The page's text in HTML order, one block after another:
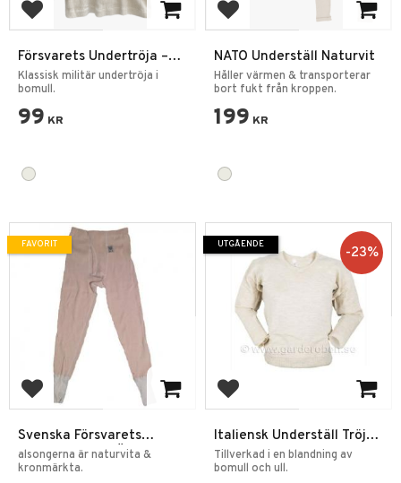
Lägg till i favoriter
Försvarets Undertröja –
Klassisk Militärmodell
Klassisk militär undertröja i
bomull.
99 KR
Lägg till i favoriter
NATO Underställ Naturvit
Håller värmen & transporterar
bort fukt från kroppen.
199 KR
Lägg till i favoriter
Svenska Försvarets
Långkalsonger Överskott
alsongerna är naturvita &
kronmärkta.
FAVORIT
Lägg till i favoriter
Italiensk Underställ Tröja
Naturvit Herr
Tillverkad i en blandning av
bomull och ull.
23%
UTGÅENDE